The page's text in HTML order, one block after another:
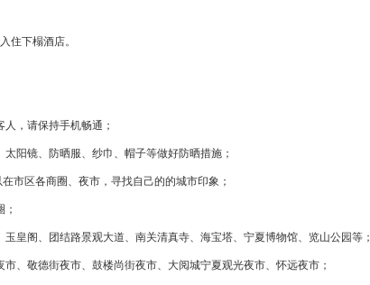
住下榻酒店。
，请保持手机畅通；
阳镜、防晒服、纱巾、帽子等做好防晒措施；
市区各商圈、夜市，寻找自己的的城市印象；
皇阁、团结路景观大道、南关清真寺、海宝塔、宁夏博物馆、览山公园等；
、敬德街夜市、鼓楼尚街夜市、大阅城宁夏观光夜市、怀远夜市；